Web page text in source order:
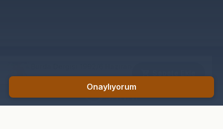
180₺
Onaylıyorum